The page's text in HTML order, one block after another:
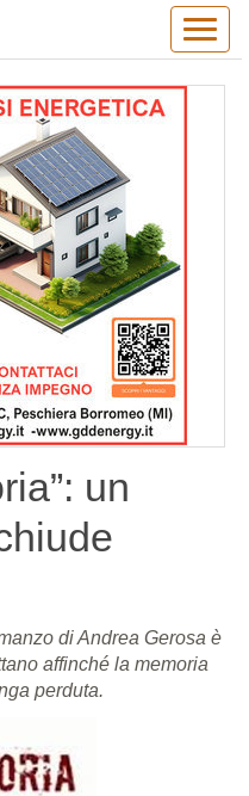
un
di Andrea Gerosa è
affinché la memoria
perduta.